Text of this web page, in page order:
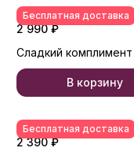
Бесплатная доставка
2 990 ₽
Сладкий комплимент
В корзину
Бесплатная доставка
2 390 ₽